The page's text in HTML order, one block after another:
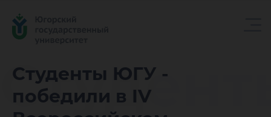
Студенты ЮГУ -
победили в IV